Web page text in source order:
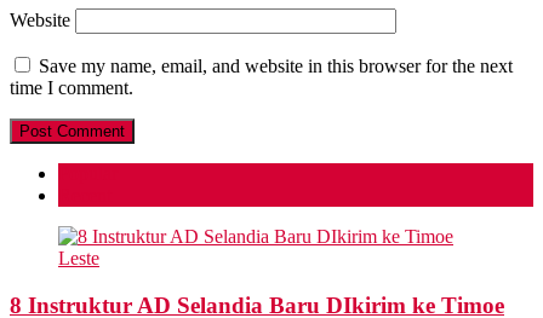
Website
Save my name, email, and website in this browser for the next
time I comment.
8 Instruktur AD Selandia Baru DIkirim ke Timoe